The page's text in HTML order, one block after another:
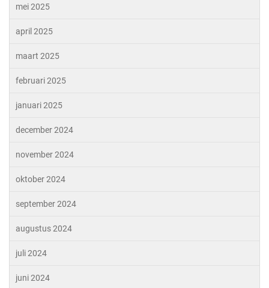
mei 2025
april 2025
maart 2025
februari 2025
januari 2025
december 2024
november 2024
oktober 2024
september 2024
augustus 2024
juli 2024
juni 2024